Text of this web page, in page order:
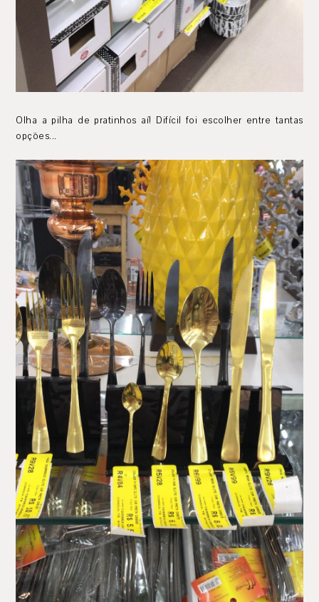
Olha a pilha de pratinhos aí! Difícil foi escolher entre tantas
opções...